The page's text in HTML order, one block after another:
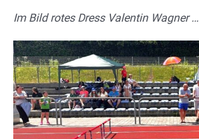
Im Bild rotes Dress Valentin Wagner …